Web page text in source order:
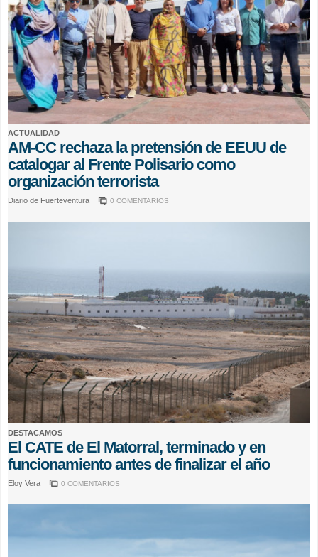
ACTUALIDAD
AM-CC rechaza la pretensión de EEUU de
catalogar al Frente Polisario como
organización terrorista
Diario de Fuerteventura 0 COMENTARIOS
DESTACAMOS
El CATE de El Matorral, terminado y en
funcionamiento antes de finalizar el año
Eloy Vera 0 COMENTARIOS